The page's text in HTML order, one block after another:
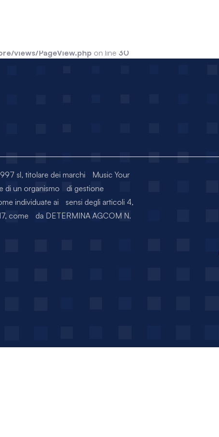
views/PageView.php on line 30
sl, titolare dei marchi Music Your
di un organismo di gestione
individuate ai sensi degli articoli 4,
come da DETERMINA AGCOM N.